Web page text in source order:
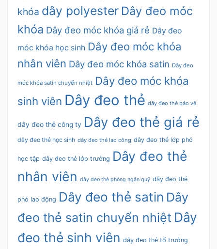
khóa dây polyester Dây đeo móc
khóa Dây đeo móc khóa giá rẻ Dây đeo
móc khóa học sinh Dây đeo móc khóa
nhân viên Dây đeo móc khóa satin Dây đeo
móc khóa satin chuyển nhiệt Dây đeo móc khóa
sinh viên Dây đeo thẻ dây đeo thẻ bảo vệ
dây đeo thẻ công ty Dây đeo thẻ giá rẻ
dây đeo thẻ học sinh dây đeo thẻ lao công dây đeo thẻ lớp phó
học tập dây đeo thẻ lớp trưởng Dây đeo thẻ
nhân viên dây đeo thẻ phòng ngân quỹ dây đeo thẻ
phó lao động Dây đeo thẻ satin Dây
đeo thẻ satin chuyển nhiệt Dây
đeo thẻ sinh viên dây đeo thẻ tổ trưởng